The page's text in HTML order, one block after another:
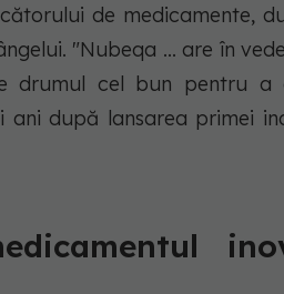
de medicamente,
"Nubeqa ... are în
drumul cel bun pentru a
după lansarea primei